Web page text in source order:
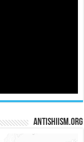
Antishiism.org